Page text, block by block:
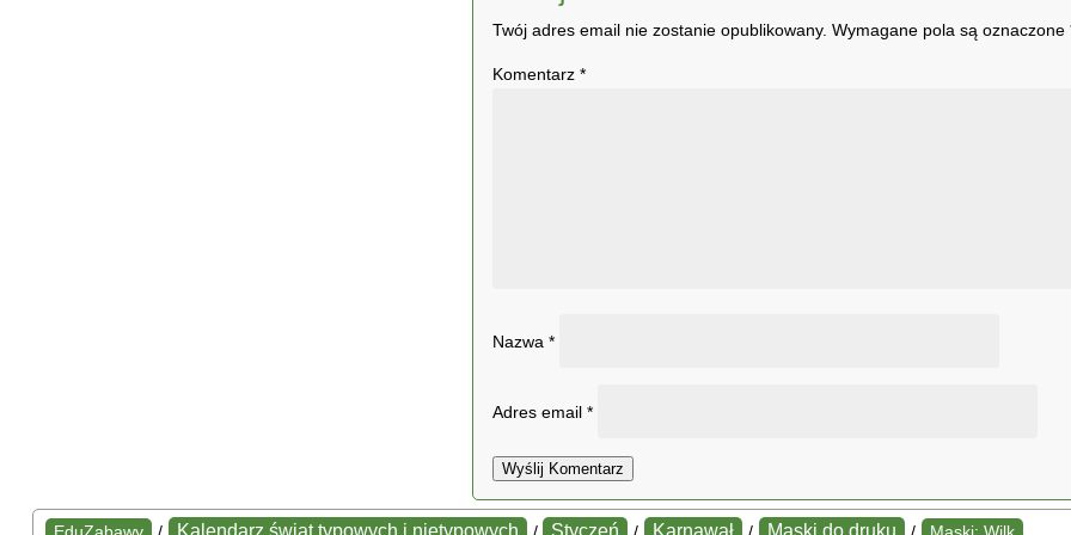
Twój adres email nie zostanie opublikowany. Wymagane pola są oznaczone
Komentarz *
Nazwa *
Adres email *
Wyślij Komentarz
EduZabawy / Kalendarz świąt typowych i nietypowych / Styczeń / Karnawał / Maski do druku / Maski: Wilk